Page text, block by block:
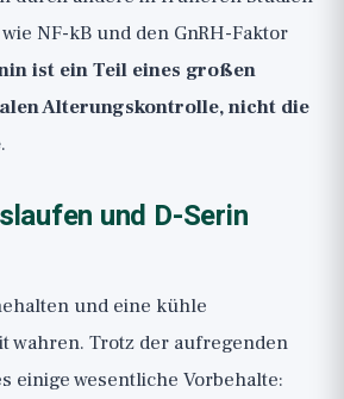
NF-kB und den GnRH-Faktor
ist ein Teil eines großen
Alterungskontrolle, nicht die
.
und D-Serin
und eine kühle
wahren. Trotz der aufregenden
einige wesentliche Vorbehalte: